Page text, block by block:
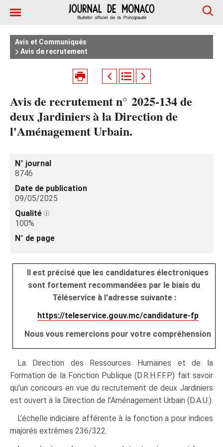
Avis et Communiqués
Avis de recrutement
Avis de recrutement n° 2025-134 de
deux Jardiniers à la Direction de
l'Aménagement Urbain.
N° journal
8746
Date de publication
09/05/2025
Qualité
100%
N° de page
Il est précisé que les candidatures électroniques
sont fortement recommandées par le biais du
Téléservice à l’adresse suivante :
https://teleservice.gouv.mc/candidature-fp
Nous vous remercions pour votre compréhension
La Direction des Ressources Humaines et de la
Formation de la Fonction Publique (D.R.H.F.F.P.) fait savoir
qu’un concours en vue du recrutement de deux Jardiniers
est ouvert à la Direction de l’Aménagement Urbain (D.A.U.).
L’échelle indiciaire afférente à la fonction a pour indices
majorés extrêmes 236/322.